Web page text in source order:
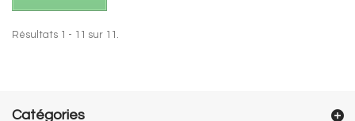
Résultats 1 - 11 sur 11.
Catégories